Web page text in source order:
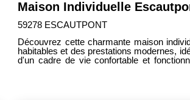
Maison Individuelle
59278 ESCAUTPONT
Découvrez cette charmante maison
habitables et des prestations modernes,
d'un cadre de vie confortable et fonctionnel. - Au rez-de-chaussée, vous